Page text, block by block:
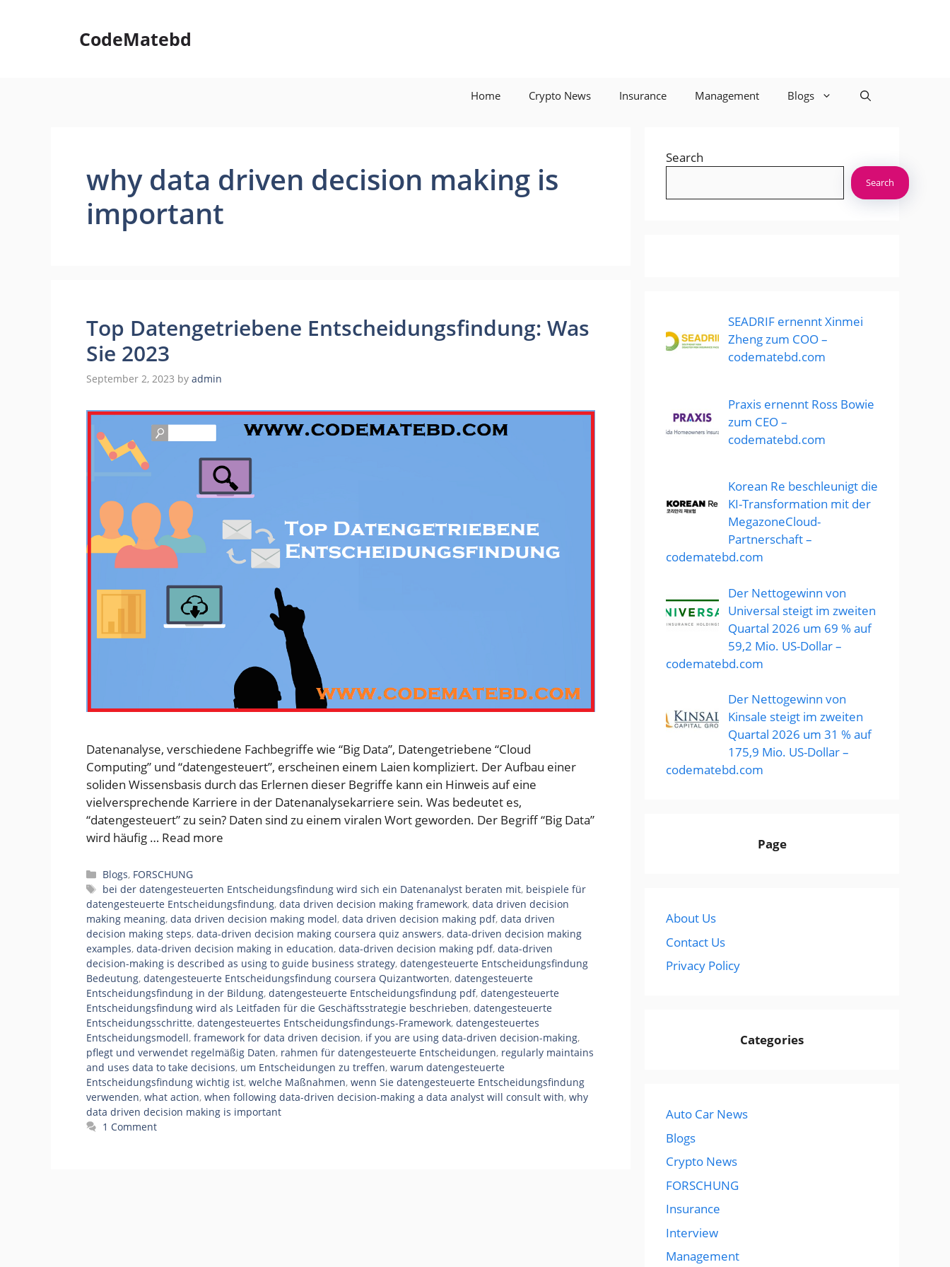
CodeMatebd
Home Crypto News Insurance Management Blogs
why data driven decision making is
important
Top Datengetriebene Entscheidungsfindung: Was
Sie 2023
September 2, 2023 by admin
Datenanalyse, verschiedene Fachbegriffe wie “Big Data”, Datengetriebene “Cloud
Computing” und “datengesteuert”, erscheinen einem Laien kompliziert. Der Aufbau einer
soliden Wissensbasis durch das Erlernen dieser Begriffe kann ein Hinweis auf eine
vielversprechende Karriere in der Datenanalysekarriere sein. Was bedeutet es,
“datengesteuert” zu sein? Daten sind zu einem viralen Wort geworden. Der Begriff “Big Data”
wird häufig … Read more
Categories
Blogs, FORSCHUNG
Tags
bei der datengesteuerten Entscheidungsfindung wird sich ein Datenanalyst beraten mit, beispiele für
datengesteuerte Entscheidungsfindung, data driven decision making framework, data driven decision
making meaning, data driven decision making model, data driven decision making pdf, data driven
decision making steps, data-driven decision making coursera quiz answers, data-driven decision making
examples, data-driven decision making in education, data-driven decision making pdf, data-driven
decision-making is described as using to guide business strategy, datengesteuerte Entscheidungsfindung
Bedeutung, datengesteuerte Entscheidungsfindung coursera Quizantworten, datengesteuerte
Entscheidungsfindung in der Bildung, datengesteuerte Entscheidungsfindung pdf, datengesteuerte
Entscheidungsfindung wird als Leitfaden für die Geschäftsstrategie beschrieben, datengesteuerte
Entscheidungsschritte, datengesteuertes Entscheidungsfindungs-Framework, datengesteuertes
Entscheidungsmodell, framework for data driven decision, if you are using data-driven decision-making,
pflegt und verwendet regelmäßig Daten, rahmen für datengesteuerte Entscheidungen, regularly maintains
and uses data to take decisions, um Entscheidungen zu treffen, warum datengesteuerte
Entscheidungsfindung wichtig ist, welche Maßnahmen, wenn Sie datengesteuerte Entscheidungsfindung
verwenden, what action, when following data-driven decision-making a data analyst will consult with, why
data driven decision making is important
1 Comment
Search
Search
SEADRIF ernennt Xinmei
Zheng zum COO –
codematebd.com
Praxis ernennt Ross Bowie
zum CEO –
codematebd.com
Korean Re beschleunigt die
KI-Transformation mit der
MegazoneCloud-
Partnerschaft –
codematebd.com
Der Nettogewinn von
Universal steigt im zweiten
Quartal 2026 um 69 % auf
59,2 Mio. US-Dollar –
codematebd.com
Der Nettogewinn von
Kinsale steigt im zweiten
Quartal 2026 um 31 % auf
175,9 Mio. US-Dollar –
codematebd.com
Page
About Us
Contact Us
Privacy Policy
Categories
Auto Car News
Blogs
Crypto News
FORSCHUNG
Insurance
Interview
Management